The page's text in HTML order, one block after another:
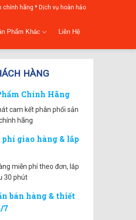
hãng * Dịch vụ hoàn hảo
Phẩm Khác Liên Hệ
HÀNG
Chính Hãng
cam kết phân phối sản
hãng
giao hàng & lắp
miễn phí theo đơn, lắp
30 phút
bán hàng & thiết
7